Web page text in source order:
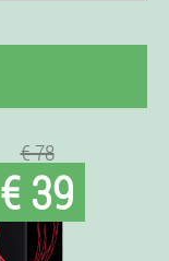
€ 78
€ 39